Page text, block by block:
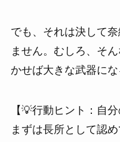
でも、それは決して
ません。むしろ、そ
かせば大きな武器にな
【💡行動ヒント：自
まずは長所として認